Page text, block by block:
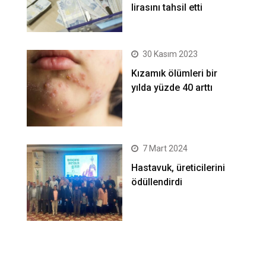
lirasını tahsil etti
30 Kasım 2023
Kızamık ölümleri bir
yılda yüzde 40 arttı
7 Mart 2024
Hastavuk, üreticilerini
ödüllendirdi